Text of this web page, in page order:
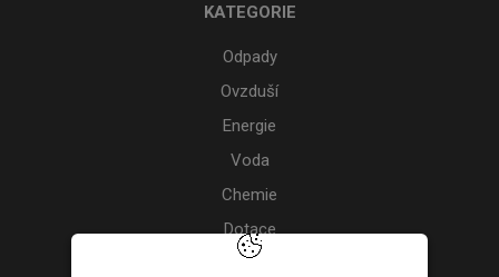
KATEGORIE
Odpady
Ovzduší
Energie
Voda
Chemie
Dotace
Akce